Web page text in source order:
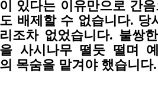
이 있다는 이유만으로 간
도 배제할 수 없습니다. 당
리조차 없었습니다. 불쌍
을 사시나무 떨듯 떨며
의 목숨을 맡겨야 했습니